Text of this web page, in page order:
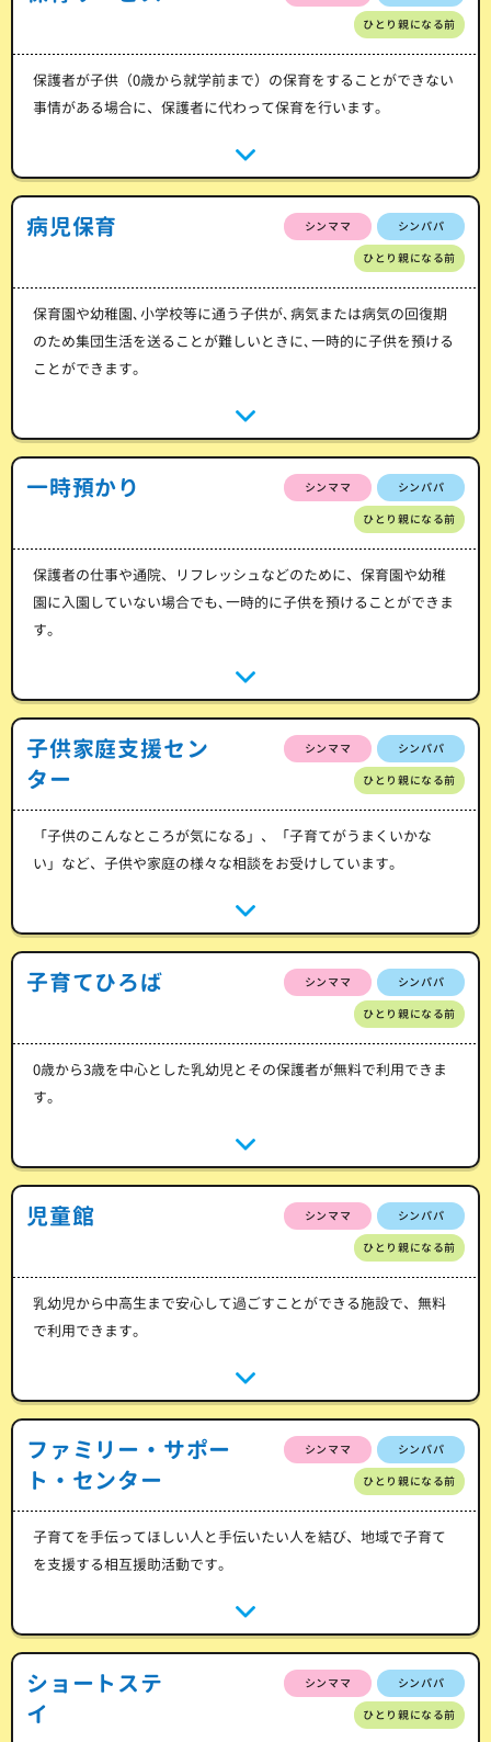
ひとり親になる前
保護者が子供（0歳から就学前まで）の保育をすることができない
事情がある場合に、保護者に代わって保育を行います。
病児保育 シンママ シンパパ
ひとり親になる前
保育園や幼稚園､小学校等に通う子供が､病気または病気の回復期
のため集団生活を送ることが難しいときに､一時的に子供を預ける
ことができます。
一時預かり シンママ シンパパ
ひとり親になる前
保護者の仕事や通院、リフレッシュなどのために、保育園や幼稚
園に入園していない場合でも､一時的に子供を預けることができま
す。
子供家庭支援セン
ター
シンママ シンパパ
ひとり親になる前
「子供のこんなところが気になる」、「子育てがうまくいかな
い」など、子供や家庭の様々な相談をお受けしています。
子育てひろば シンママ シンパパ
ひとり親になる前
0歳から3歳を中心とした乳幼児とその保護者が無料で利用できま
す。
児童館 シンママ シンパパ
ひとり親になる前
乳幼児から中高生まで安心して過ごすことができる施設で、無料
で利用できます。
ファミリー・サポー
ト・センター
シンママ シンパパ
ひとり親になる前
子育てを手伝ってほしい人と手伝いたい人を結び、地域で子育て
を支援する相互援助活動です。
ショートステ
イ
シンママ シンパパ
ひとり親になる前